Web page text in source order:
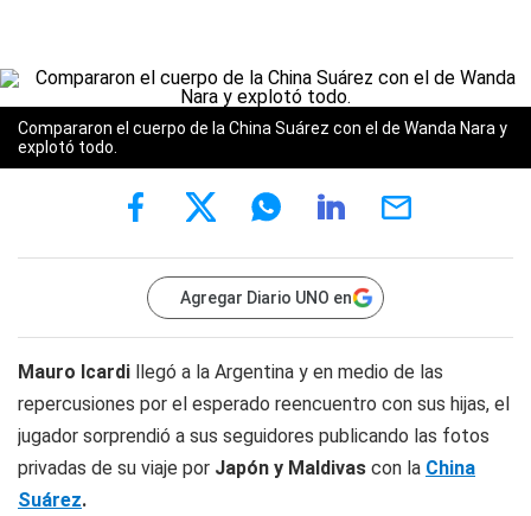
Compararon el cuerpo de la China Suárez con el de Wanda Nara y
explotó todo.
Agregar Diario UNO en
Mauro Icardi llegó a la Argentina y en medio de las
repercusiones por el esperado reencuentro con sus hijas, el
jugador sorprendió a sus seguidores publicando las fotos
privadas de su viaje por Japón y Maldivas con la China
Suárez.